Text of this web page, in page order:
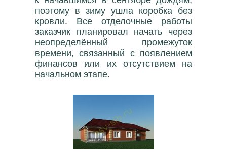
поэтому в зиму ушла коробка без
кровли. Все отделочные работы
заказчик планировал начать через
неопределённый промежуток
времени, связанный с появлением
финансов или их отсутствием на
начальном этапе.